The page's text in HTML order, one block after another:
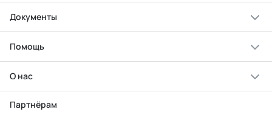
Документы
Помощь
О нас
Партнёрам